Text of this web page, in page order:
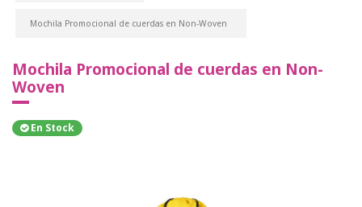
Mochila Promocional de cuerdas en Non-Woven
Mochila Promocional de cuerdas en Non-
Woven
En Stock